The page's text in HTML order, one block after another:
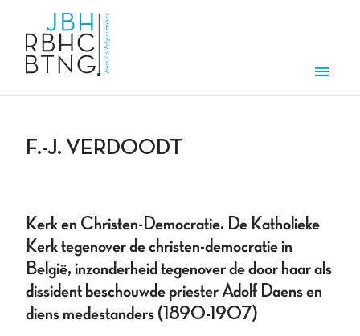
F.-J. VERDOODT
Kerk en Christen-Democratie. De Katholieke
Kerk tegenover de christen-democratie in
België, inzonderheid tegenover de door haar als
dissident beschouwde priester Adolf Daens en
diens medestanders (1890-1907)